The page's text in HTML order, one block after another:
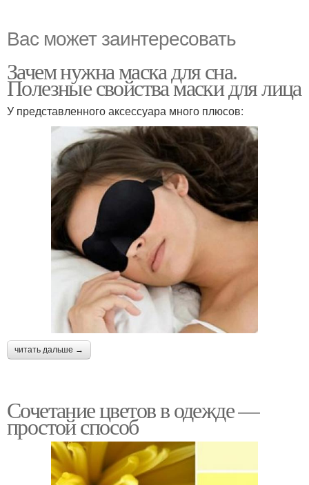
Вас может заинтересовать
Зачем нужна маска для сна.
Полезные свойства маски для лица
У представленного аксессуара много плюсов:
читать дальше →
Сочетание цветов в одежде —
простой способ